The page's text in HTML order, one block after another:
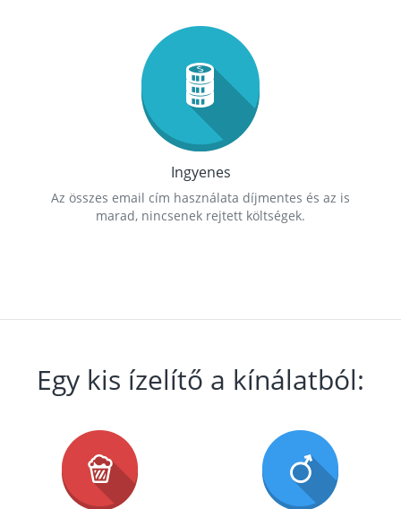
Ingyenes
Az összes email cím használata díjmentes és az is
marad, nincsenek rejtett költségek.
Egy kis ízelítő a kínálatból: